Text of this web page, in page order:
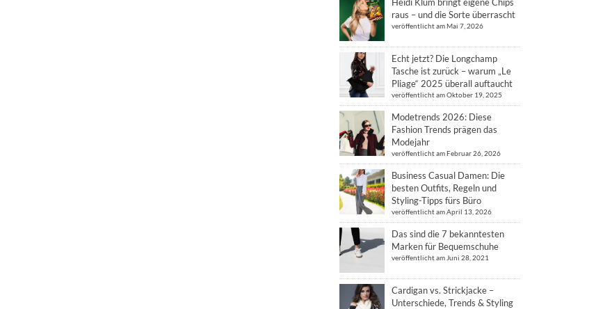
raus – und die Sorte überrascht
veröffentlicht am Mai 7, 2026
Echt jetzt? Die Longchamp
Tasche ist zurück – warum „Le
Pliage“ 2025 überall auftaucht
veröffentlicht am Oktober 19, 2025
Modetrends 2026: Diese
Fashion Trends prägen das
Modejahr
veröffentlicht am Februar 26, 2026
Business Casual Damen: Die
besten Outfits, Regeln und
Styling-Tipps fürs Büro
veröffentlicht am April 13, 2026
Das sind die 7 bekanntesten
Marken für Bequemschuhe
veröffentlicht am Juni 28, 2021
Cardigan vs. Strickjacke –
Unterschiede, Trends & Styling